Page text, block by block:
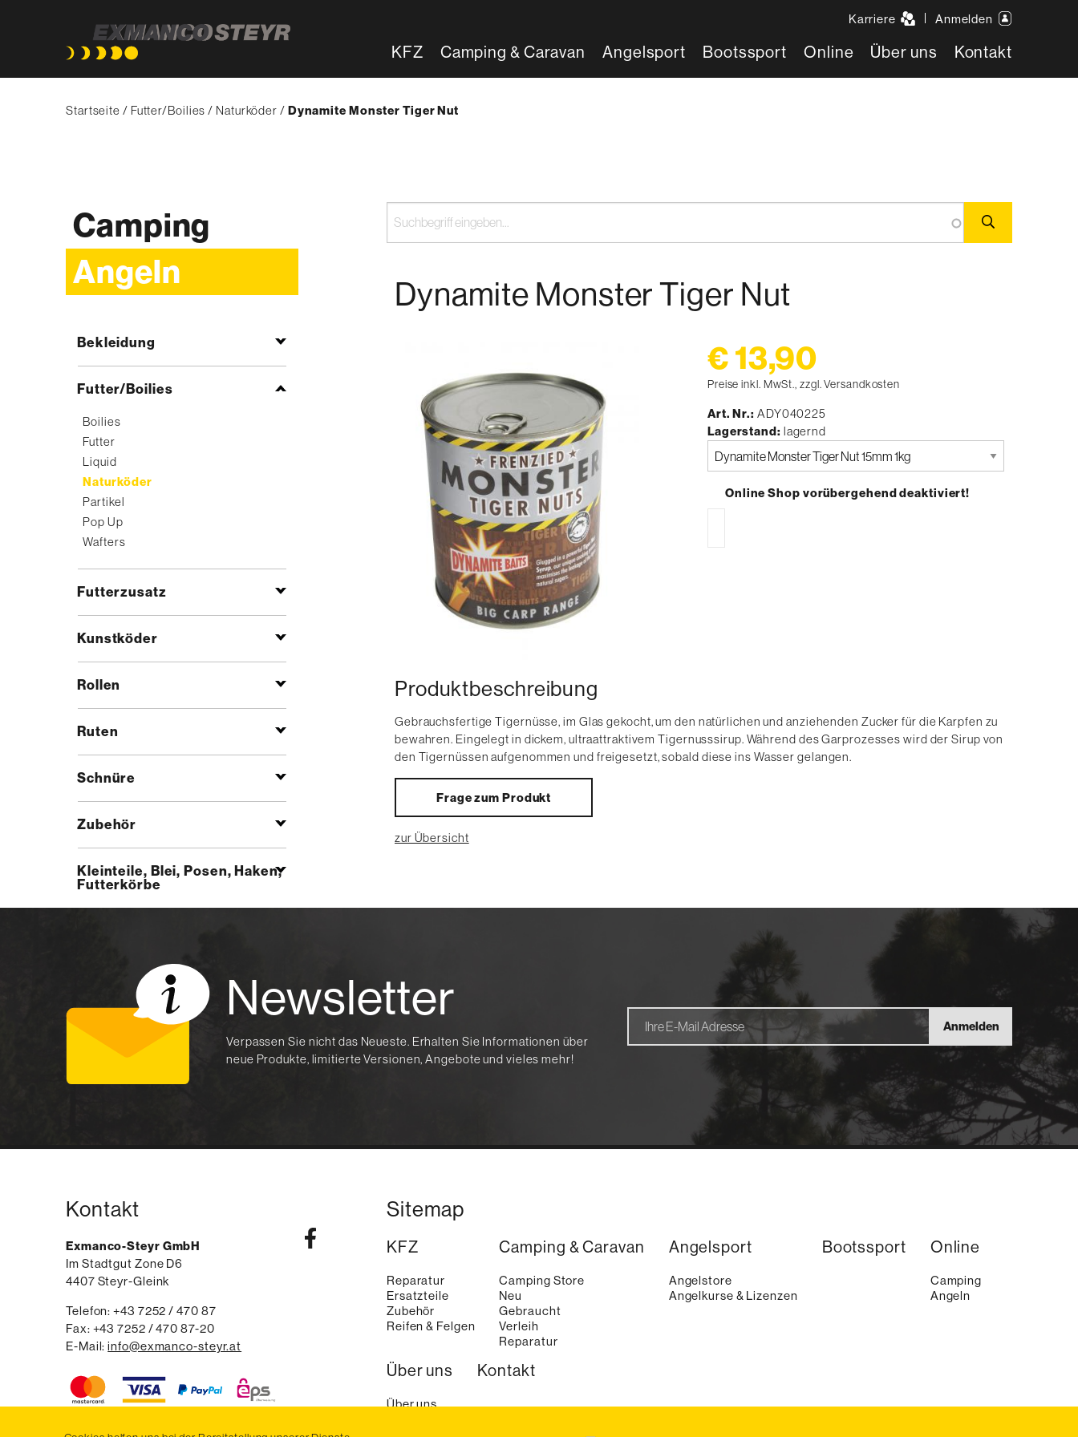
Karriere Anmelden
KFZ Camping & Caravan Angelsport Bootssport Online Über uns Kontakt
Startseite
Futter/Boilies Naturköder {'Current'|t}:
Dynamite Monster Tiger Nut
Dynamite Monster Tiger Nut
€ 13,90
Preise inkl. MwSt., zzgl. Versandkosten
Art. Nr. ADY040225
Lagerstand lagernd
Bitte
auswählen
Online Shop vorübergehend deaktiviert!
Produktbeschreibung
Gebrauchsfertige Tigernüsse, im Glas gekocht, um den natürlichen und anziehenden Zucker für die Karpfen zu
bewahren. Eingelegt in dickem, ultraattraktivem Tigernusssirup. Während des Garprozesses wird der Sirup von
den Tigernüssen aufgenommen und freigesetzt, sobald diese ins Wasser gelangen.
Frage zum Produkt
zur Übersicht
Camping
Angeln
Bekleidung
Futter/Boilies
Boilies
Futter
Liquid
Naturköder
Partikel
Pop Up
Wafters
Futterzusatz
Kunstköder
Rollen
Ruten
Schnüre
Zubehör
Kleinteile, Blei, Posen, Haken,
Futterkörbe
Newsletter
Verpassen Sie nicht das Neueste. Erhalten Sie Informationen über
neue Produkte, limitierte Versionen, Angebote und vieles mehr!
Anmelden
Kontakt
Exmanco-Steyr GmbH
Im Stadtgut Zone D6
4407 Steyr-Gleink
Telefon: voice
+43 7252 / 470 87
Fax: fax
+43 7252 / 470 87-20
E-Mail: email
info@exmanco-steyr.at
Sitemap
KFZ
Reparatur
Ersatzteile
Zubehör
Reifen & Felgen
Camping & Caravan
Camping Store
Neu
Gebraucht
Verleih
Reparatur
Angelsport
Angelstore
Angelkurse & Lizenzen
Bootssport Online
Camping
Angeln
Über uns
Über uns
Kontakt